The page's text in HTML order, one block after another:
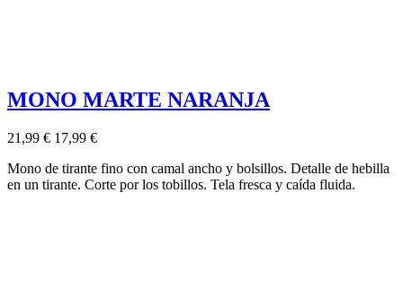
MONO MARTE NARANJA
21,99 € 17,99 €
Mono de tirante fino con camal ancho y bolsillos. Detalle de hebilla
en un tirante. Corte por los tobillos. Tela fresca y caída fluida.